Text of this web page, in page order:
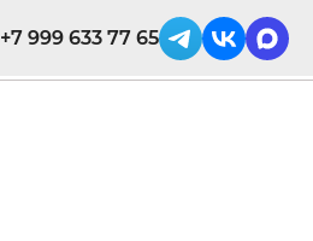
+7 999 633 77 65